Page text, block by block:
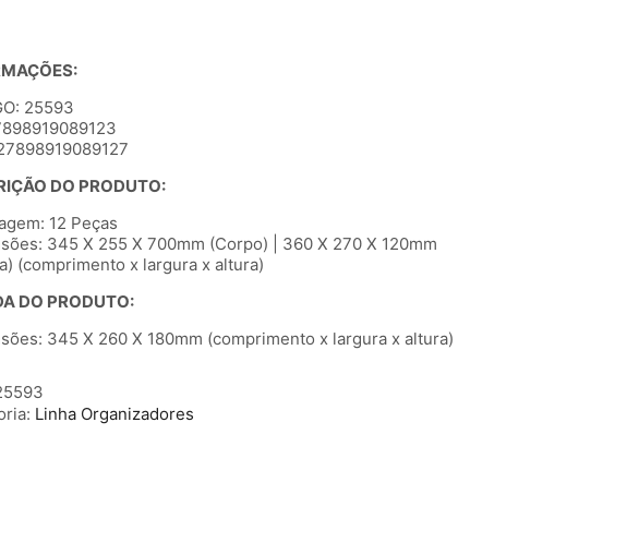
25593
DO PRODUTO:
12 Peças
345 X 255 X 700mm (Corpo) | 360 X 270 X 120mm
(comprimento x largura x altura)
DO PRODUTO:
345 X 260 X 180mm (comprimento x largura x altura)
Linha Organizadores